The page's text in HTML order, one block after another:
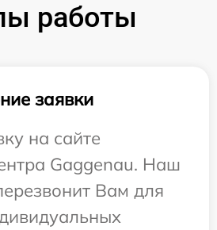
работы
заявки
на сайте
Gaggenau. Наш
Вам для